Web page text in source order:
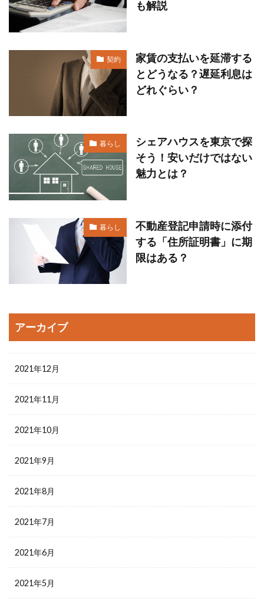
も解説
契約
家賃の支払いを延滞する
とどうなる？遅延利息は
どれぐらい？
暮らし
シェアハウスを東京で探
そう！安いだけではない
魅力とは？
暮らし
不動産登記申請時に添付
する「住所証明書」に期
限はある？
アーカイブ
2021年12月
2021年11月
2021年10月
2021年9月
2021年8月
2021年7月
2021年6月
2021年5月